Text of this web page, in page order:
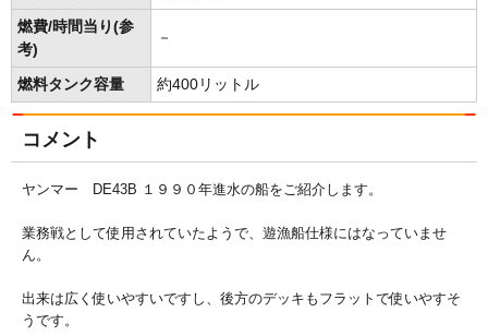
燃費/時間当り(参
考)
－
燃料タンク容量 約400リットル
コメント
ヤンマー DE43B １９９０年進水の船をご紹介します。
業務戦として使用されていたようで、遊漁船仕様にはなっていませ
ん。
出来は広く使いやすいですし、後方のデッキもフラットで使いやすそ
うです。